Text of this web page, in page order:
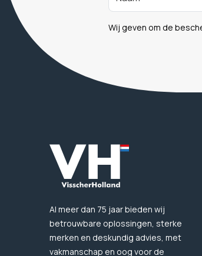
Wij geven om de
Al meer dan 75 jaar bieden wij
betrouwbare oplossingen, sterke
merken en deskundig advies, met
vakmanschap en oog voor de